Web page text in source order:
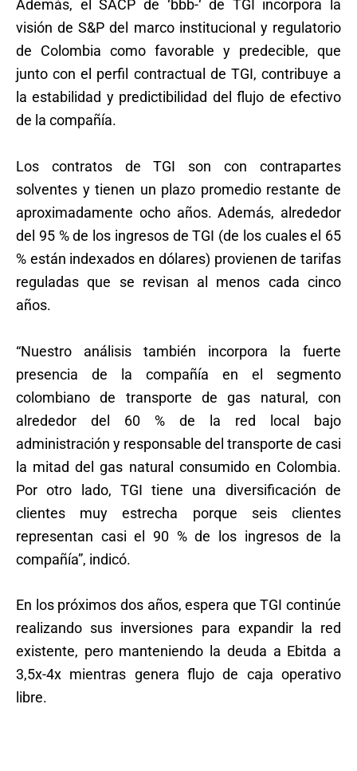
Además, el SACP de ‘bbb-‘ de TGI incorpora la
visión de S&P del marco institucional y regulatorio
de Colombia como favorable y predecible, que
junto con el perfil contractual de TGI, contribuye a
la estabilidad y predictibilidad del flujo de efectivo
de la compañía.
Los contratos de TGI son con contrapartes
solventes y tienen un plazo promedio restante de
aproximadamente ocho años. Además, alrededor
del 95 % de los ingresos de TGI (de los cuales el 65
% están indexados en dólares) provienen de tarifas
reguladas que se revisan al menos cada cinco
años.
“Nuestro análisis también incorpora la fuerte
presencia de la compañía en el segmento
colombiano de transporte de gas natural, con
alrededor del 60 % de la red local bajo
administración y responsable del transporte de casi
la mitad del gas natural consumido en Colombia.
Por otro lado, TGI tiene una diversificación de
clientes muy estrecha porque seis clientes
representan casi el 90 % de los ingresos de la
compañía”, indicó.
En los próximos dos años, espera que TGI continúe
realizando sus inversiones para expandir la red
existente, pero manteniendo la deuda a Ebitda a
3,5x-4x mientras genera flujo de caja operativo
libre.